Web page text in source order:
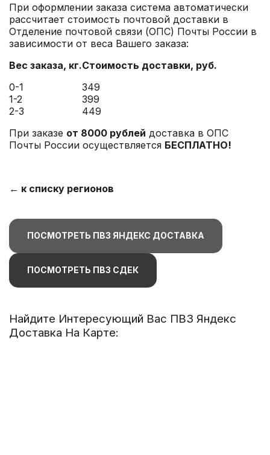
При оформлении заказа система автоматически
рассчитает стоимость почтовой доставки в
Отделение почтовой связи (ОПС) Почты России в
зависимости от веса Вашего заказа:
Вес заказа, кг.Стоимость доставки, руб.
0-1
349
1-2
399
2-3
449
При заказе от 8000 рублей доставка в ОПС
Почты России осуществляется БЕСПЛАТНО!
← к списку регионов
ПОСМОТРЕТЬ ПВЗ ЯНДЕКС ДОСТАВКА
ПОСМОТРЕТЬ ПВЗ СДЕК
Найдите Интересующий Вас ПВЗ Яндекс
Доставка На Карте: